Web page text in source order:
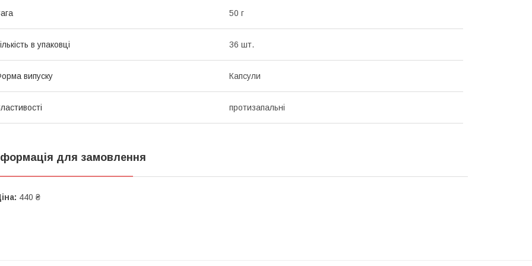
50 г
в упаковці 36 шт.
випуску Капсули
протизапальні
для замовлення
440 ₴